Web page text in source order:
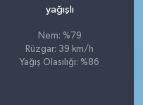
yağışlı
Nem: %79
Rüzgar: 39 km/h
Yağış Olasılığı: %86